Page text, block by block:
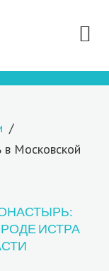
Московской
ИСТРА